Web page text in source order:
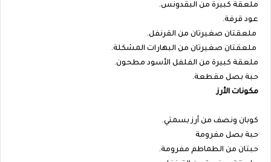
ملعقة كبيرة من البقدونس.
عود قرفة.
ملعقتان صغيرتان من القرنفل.
ملعقتان صغيرتان من البهارات المشكلة.
ملعقة كبيرة من الفلفل الأسود مطحون.
حبة بصل مقطعة.
مكونات الأرز
كوبان ونصف من أرز بسمتي.
حبة بصل مفرومة
حبتان من الطماطم مفرومة.